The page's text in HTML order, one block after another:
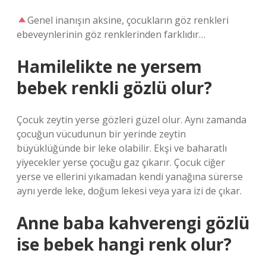
Genel inanışın aksine, çocukların göz renkleri
ebeveynlerinin göz renklerinden farklıdır…
Hamilelikte ne yersem
bebek renkli gözlü olur?
Çocuk zeytin yerse gözleri güzel olur. Aynı zamanda
çocuğun vücudunun bir yerinde zeytin
büyüklüğünde bir leke olabilir. Ekşi ve baharatlı
yiyecekler yerse çocuğu gaz çıkarır. Çocuk ciğer
yerse ve ellerini yıkamadan kendi yanağına sürerse
aynı yerde leke, doğum lekesi veya yara izi de çıkar.
Anne baba kahverengi gözlü
ise bebek hangi renk olur?